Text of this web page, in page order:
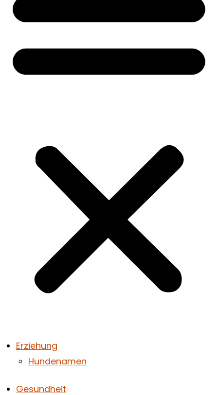
Erziehung
Hundenamen
Gesundheit